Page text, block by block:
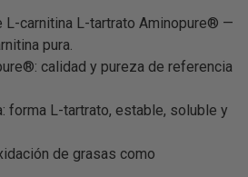
L-carnitina L-tartrato Aminopure® —
pura.
calidad y pureza de referencia
forma L-tartrato, estable, soluble y
de grasas como